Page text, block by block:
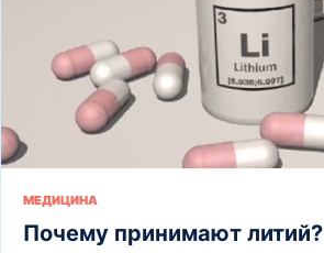
МЕДИЦИНА
Почему принимают литий?